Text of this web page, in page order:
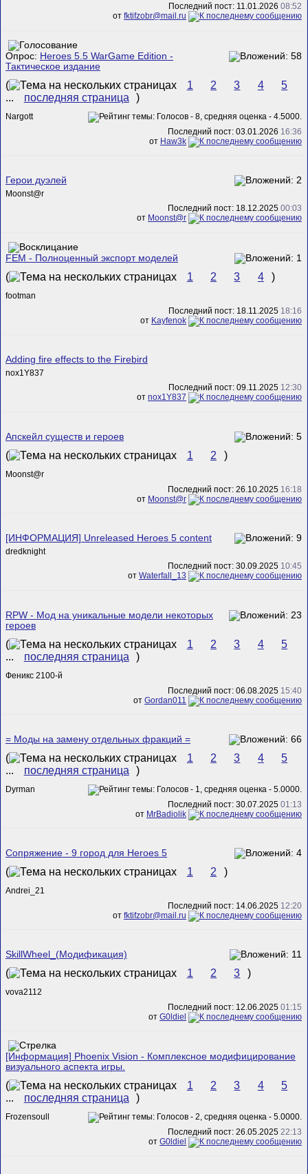
Последний пост: 11.01.2026 08:52
от fktifzobr@mail.ru
Опрос: Heroes 5.5 WarGame Edition -
Тактическое издание
( 1 2 3 4
5
...
последняя страница )
Nargott
Последний пост: 03.01.2026 16:36
от Haw3k
Герои дуэлей
Mооnst@r
Последний пост: 18.12.2025 00:03
от Mооnst@r
FEM - Полноценный экспорт моделей
( 1 2 3 4 )
footman
Последний пост: 18.11.2025 18:16
от Kayfenok
Adding fire effects to the Firebird
nox1Y837
Последний пост: 09.11.2025 12:30
от nox1Y837
Апскейл существ и героев
( 1 2 )
Mооnst@r
Последний пост: 26.10.2025 16:18
от Mооnst@r
[ИНФОРМАЦИЯ] Unreleased Heroes 5 content
dredknight
Последний пост: 30.09.2025 10:45
от Waterfall_13
RPW - Мод на уникальные модели некоторых
героев
( 1 2 3 4
5
...
последняя страница )
Феникс 2100-й
Последний пост: 06.08.2025 15:40
от Gordan011
= Моды на замену отдельных фракций =
( 1 2 3 4
5
...
последняя страница )
Dyrman
Последний пост: 30.07.2025 01:13
от MrBadiolik
Сопряжение - 9 город для Heroes 5
( 1 2 )
Andrei_21
Последний пост: 14.06.2025 12:20
от fktifzobr@mail.ru
SkillWheel_(Модификация)
( 1 2 3 )
vova2112
Последний пост: 12.06.2025 01:15
от G0ldiel
[Информация] Phoenix Vision - Комплексное модифицирование
визуального аспекта игры.
( 1 2 3 4
5
...
последняя страница )
Frozensoull
Последний пост: 26.05.2025 22:13
от G0ldiel